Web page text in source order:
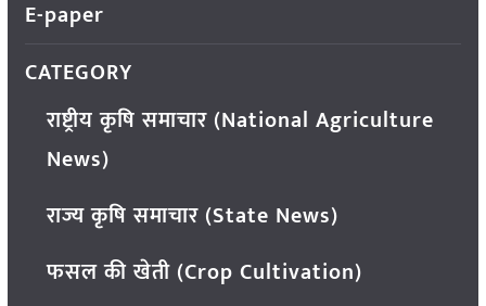
E-paper
CATEGORY
राष्ट्रीय कृषि समाचार (National Agriculture
News)
राज्य कृषि समाचार (State News)
फसल की खेती (Crop Cultivation)